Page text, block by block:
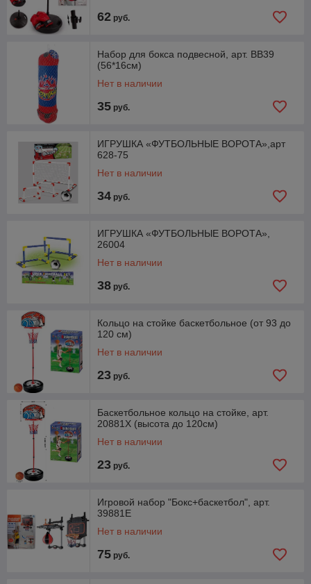
62 руб.
Набор для бокса подвесной, арт. ВВ39
(56*16см)
Нет в наличии
35 руб.
ИГРУШКА «ФУТБОЛЬНЫЕ ВОРОТА»,арт
628-75
Нет в наличии
34 руб.
ИГРУШКА «ФУТБОЛЬНЫЕ ВОРОТА»,
26004
Нет в наличии
38 руб.
Кольцо на стойке баскетбольное (от 93 до
120 см)
Нет в наличии
23 руб.
Баскетбольное кольцо на стойке, арт.
20881Х (высота до 120см)
Нет в наличии
23 руб.
Игровой набор "Бокс+баскетбол", арт.
39881E
Нет в наличии
75 руб.